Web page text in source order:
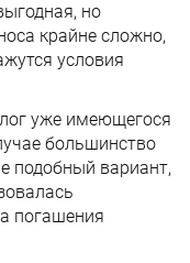
но
крайне сложно,
условия
уже имеющегося
большинство
подобный вариант,
погашения